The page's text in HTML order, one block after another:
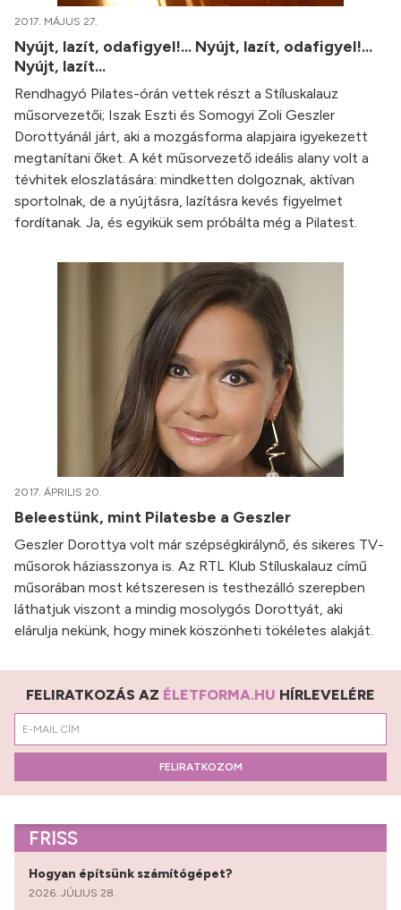
2017. MÁJUS 27.
Nyújt, lazít, odafigyel!... Nyújt, lazít, odafigyel!...
Nyújt, lazít...
Rendhagyó Pilates-órán vettek részt a Stíluskalauz
műsorvezetői; Iszak Eszti és Somogyi Zoli Geszler
Dorottyánál járt, aki a mozgásforma alapjaira igyekezett
megtanítani őket. A két műsorvezető ideális alany volt a
tévhitek eloszlatására: mindketten dolgoznak, aktívan
sportolnak, de a nyújtásra, lazításra kevés figyelmet
fordítanak. Ja, és egyikük sem próbálta még a Pilatest.
2017. ÁPRILIS 20.
Beleestünk, mint Pilatesbe a Geszler
Geszler Dorottya volt már szépségkirálynő, és sikeres TV-
műsorok háziasszonya is. Az RTL Klub Stíluskalauz című
műsorában most kétszeresen is testhezálló szerepben
láthatjuk viszont a mindig mosolygós Dorottyát, aki
elárulja nekünk, hogy minek köszönheti tökéletes alakját.
FELIRATKOZÁS AZ ÉLETFORMA.HU HÍRLEVELÉRE
FELIRATKOZOM
FRISS
Hogyan építsünk számítógépet?
2026. JÚLIUS 28.